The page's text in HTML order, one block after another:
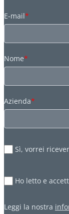
E-mail*
Nome*
Azienda*
Sì, vorrei
Ho letto e
Leggi la nostra